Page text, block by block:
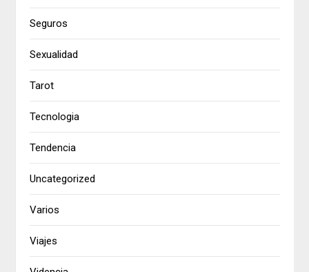
Seguros
Sexualidad
Tarot
Tecnologia
Tendencia
Uncategorized
Varios
Viajes